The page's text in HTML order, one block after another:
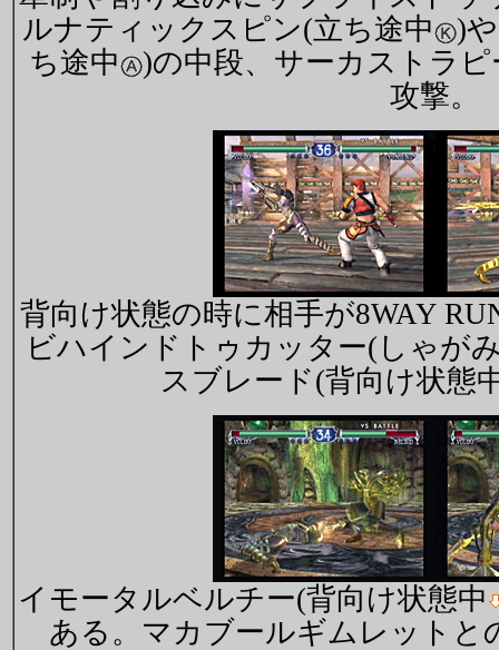
ルナティックスピン(立ち途中
)
ち途中
)の中段、サーカストラ
攻撃。
背向け状態の時に相手が8WAY
ビハインドトゥカッター(しゃが
スブレード(背向け状態
イモータルベルチー(背向け状態中
ある。マカブールギムレットと